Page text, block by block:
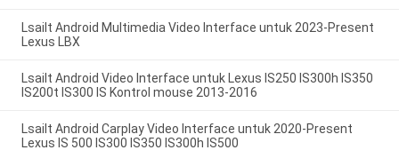
Lsailt Android Multimedia Video Interface untuk 2023-Present
Lexus LBX
Lsailt Android Video Interface untuk Lexus IS250 IS300h IS350
IS200t IS300 IS Kontrol mouse 2013-2016
Lsailt Android Carplay Video Interface untuk 2020-Present
Lexus IS 500 IS300 IS350 IS300h IS500